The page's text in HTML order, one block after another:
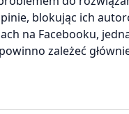
blokując ich
na Facebooku,
zależeć